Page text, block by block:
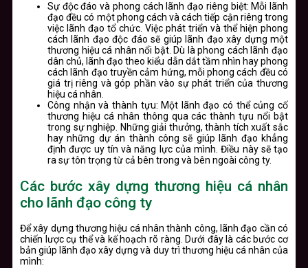
Sự độc đáo và phong cách lãnh đạo riêng biệt: Mỗi lãnh
đạo đều có một phong cách và cách tiếp cận riêng trong
việc lãnh đạo tổ chức. Việc phát triển và thể hiện phong
cách lãnh đạo độc đáo sẽ giúp lãnh đạo xây dựng một
thương hiệu cá nhân nổi bật. Dù là phong cách lãnh đạo
dân chủ, lãnh đạo theo kiểu dẫn dắt tầm nhìn hay phong
cách lãnh đạo truyền cảm hứng, mỗi phong cách đều có
giá trị riêng và góp phần vào sự phát triển của thương
hiệu cá nhân.
Công nhận và thành tựu: Một lãnh đạo có thể củng cố
thương hiệu cá nhân thông qua các thành tựu nổi bật
trong sự nghiệp. Những giải thưởng, thành tích xuất sắc
hay những dự án thành công sẽ giúp lãnh đạo khẳng
định được uy tín và năng lực của mình. Điều này sẽ tạo
ra sự tôn trọng từ cả bên trong và bên ngoài công ty.
Các bước xây dựng thương hiệu cá nhân
cho lãnh đạo công ty
Để xây dựng thương hiệu cá nhân thành công, lãnh đạo cần có
chiến lược cụ thể và kế hoạch rõ ràng. Dưới đây là các bước cơ
bản giúp lãnh đạo xây dựng và duy trì thương hiệu cá nhân của
mình: